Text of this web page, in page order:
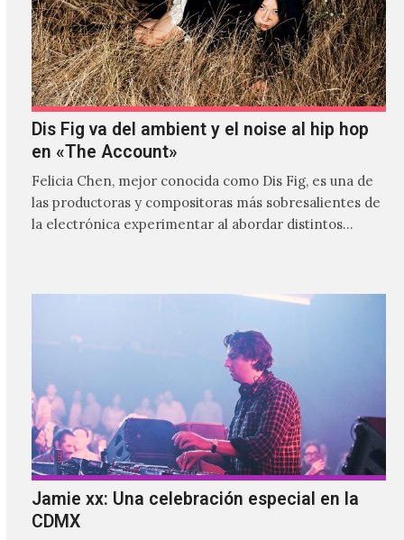
Dis Fig va del ambient y el noise al hip hop
en «The Account»
Felicia Chen, mejor conocida como Dis Fig, es una de
las productoras y compositoras más sobresalientes de
la electrónica experimentar al abordar distintos
Jamie xx: Una celebración especial en la
CDMX